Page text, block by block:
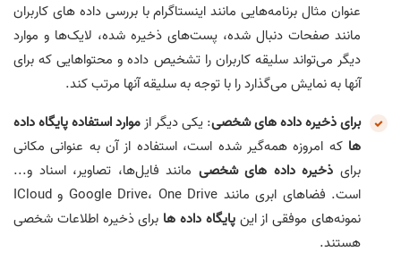
عنوان مثال برنامه‌هایی مانند اینستاگرام با بررسی داده های کاربران
مانند صفحات دنبال شده، پست‌های ذخیره شده، لایک‌ها و موارد
دیگر می‌تواند سلیقه کاربران را تشخیص داده و محتواهایی که برای
آنها به نمایش می‌گذارد را با توجه به سلیقه آنها مرتب کند.
برای ذخیره داده های شخصی: یکی دیگر ازموارد استفاده پایگاه داده
ها که امروزه همه‌گیر شده است، استفاده از آن به عنوانی مکانی
برای ذخیره داده های شخصی مانند فایل‌ها، تصاویر، اسناد و...
است. فضاهای ابری مانند Google Drive، One Drive و ICloud
نمونه‌های موفقی از اینپایگاه داده ها برای ذخیره اطلاعات شخصی
هستند.